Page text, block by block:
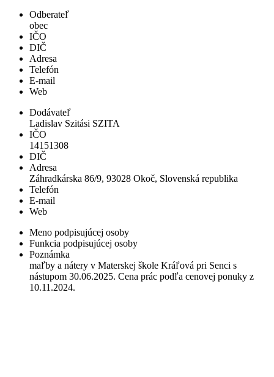
Odberateľ
obec
IČO
DIČ
Adresa
Telefón
E-mail
Web
Dodávateľ
Ladislav Szitási SZITA
IČO
14151308
DIČ
Adresa
Záhradkárska 86/9, 93028 Okoč, Slovenská republika
Telefón
E-mail
Web
Meno podpisujúcej osoby
Funkcia podpisujúcej osoby
Poznámka
maľby a nátery v Materskej škole Kráľová pri Senci s
nástupom 30.06.2025. Cena prác podľa cenovej ponuky z
10.11.2024.